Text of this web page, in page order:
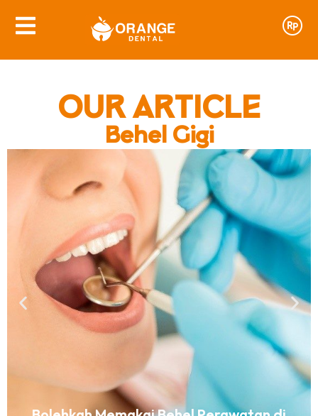
OUR ARTICLE
Behel Gigi